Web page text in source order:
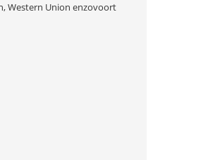
Western Union enzovoort